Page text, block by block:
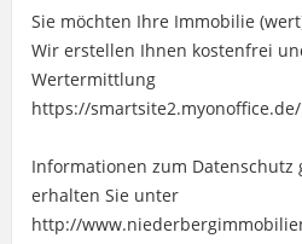
Sie möchten Ihre Immobilie
Wir erstellen Ihnen kostenfrei
Wertermittlung
https://
Informationen zum Datenschutz
erhalten Sie unter
http://